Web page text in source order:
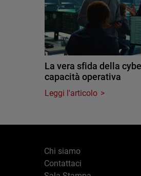
La vera sfida della
capacità operativa
Leggi l'articolo
Chi siamo
Contattaci